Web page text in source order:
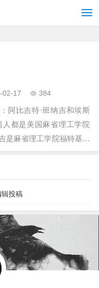
02-17 384
阿比吉特·班纳吉和埃斯
人都是美国麻省理工学院
是麻省理工学院福特基金
理工学院经济系阿卜杜勒
扶贫与发展经济学教授，
学人》杂志评为八大杰出
选的年度最佳图书奖”。
是两位作者历经15年实证
要讨论的是贫穷的原因，
观念”的反思。穷人为什
穷人缺乏有效的避险工具
辑投稿